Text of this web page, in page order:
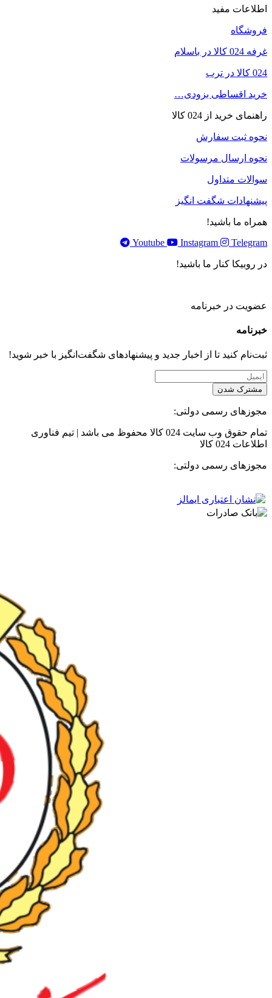
اطلاعات مفید
فروشگاه
غرفه 024 کالا در باسلام
024 کالا در ترب
خرید اقساطی بزودی…
راهنمای خرید از 024 کالا
نحوه ثبت سفارش
نحوه ارسال مرسولات
سوالات متداول
پیشنهادات شگفت انگیز
همراه ما باشید!
Youtube
Instagram Telegram
در روبیکا کنار ما باشید!
عضویت در خبرنامه
خبر‌نامه
ثبت‌نام کنید تا از اخبار جدید و پیشنهاد‌های شگفت‌انگیز با خبر شوید!
مشترک شدن
مجوزهای رسمی دولتی:
تمام حقوق وب سایت 024 کالا محفوظ می باشد | تیم فناوری
اطلاعات 024 کالا
مجوزهای رسمی دولتی: